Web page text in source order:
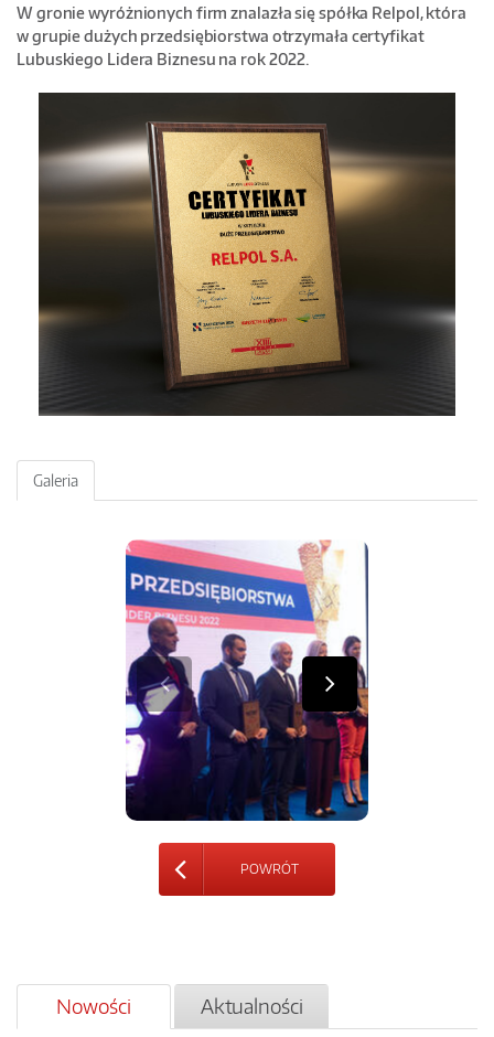
W gronie wyróżnionych firm znalazła się spółka Relpol, która
w grupie dużych przedsiębiorstwa otrzymała certyfikat
Lubuskiego Lidera Biznesu na rok 2022.
Galeria
POWRÓT
Nowości Aktualności